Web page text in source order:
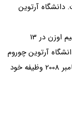
دانشگاه آرتوین
رئیس دانشگاه فنی کارادنیز، پروفسور دکتر ابراهیم اوزن در 13
دانشگاه آرتوین چوروم
ترکیه منصوب شد. 10 سپتامبر 2008 و در 16 سپتامبر 2008 وظیفه خود